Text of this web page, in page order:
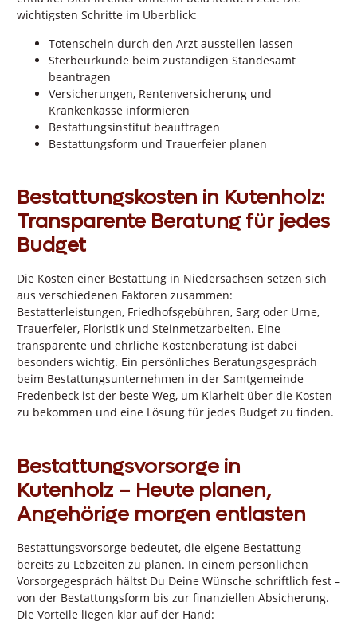
wichtigsten Schritte im Überblick:
Totenschein durch den Arzt ausstellen lassen
Sterbeurkunde beim zuständigen Standesamt
beantragen
Versicherungen, Rentenversicherung und
Krankenkasse informieren
Bestattungsinstitut beauftragen
Bestattungsform und Trauerfeier planen
Bestattungskosten in Kutenholz:
Transparente Beratung für jedes
Budget
Die Kosten einer Bestattung in Niedersachsen setzen sich
aus verschiedenen Faktoren zusammen:
Bestatterleistungen, Friedhofsgebühren, Sarg oder Urne,
Trauerfeier, Floristik und Steinmetzarbeiten. Eine
transparente und ehrliche Kostenberatung ist dabei
besonders wichtig. Ein persönliches Beratungsgespräch
beim Bestattungsunternehmen in der Samtgemeinde
Fredenbeck ist der beste Weg, um Klarheit über die Kosten
zu bekommen und eine Lösung für jedes Budget zu finden.
Bestattungsvorsorge in
Kutenholz – Heute planen,
Angehörige morgen entlasten
Bestattungsvorsorge bedeutet, die eigene Bestattung
bereits zu Lebzeiten zu planen. In einem persönlichen
Vorsorgegespräch hältst Du Deine Wünsche schriftlich fest –
von der Bestattungsform bis zur finanziellen Absicherung.
Die Vorteile liegen klar auf der Hand: